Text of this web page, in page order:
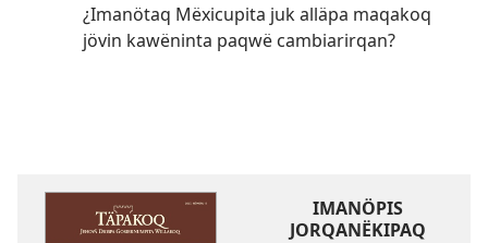
¿Imanötaq Mëxicupita juk alläpa maqakoq
jövin kawëninta paqwë cambiarirqan?
IMANÖPIS
JORQANËKIPAQ